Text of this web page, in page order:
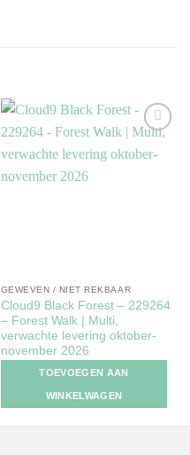
aan
GEWEVEN / NIET REKBAAR
Cloud9 Black Forest – 229264
– Forest Walk | Multi,
verwachte levering oktober-
november 2026
TOEVOEGEN AAN
WINKELWAGEN